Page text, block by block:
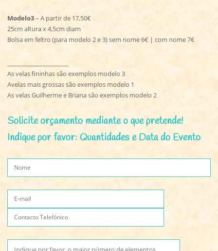
Modelo3– A partir de 17,50€
25cm altura x 4,5cm diam
Bolsa em feltro (para modelo 2 e 3) sem nome 6€ | com nome 7€
As velas fininhas são exemplos modelo 3
Avelas mais grossas são exemplos modelo 1
As velas Guilherme e Briana são exemplos modelo 2
Solicite orçamento mediante o que pretende!
Indique por favor: Quantidades e Data do Evento